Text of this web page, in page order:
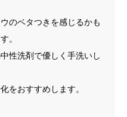
のベタつきを感じるかも
。
性洗剤で優しく手洗いし
をおすすめします。